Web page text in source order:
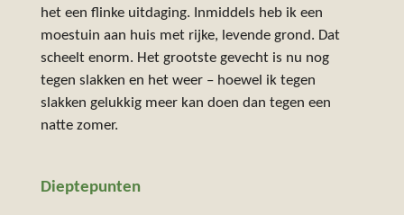
het een flinke uitdaging. Inmiddels heb ik een
moestuin aan huis met rijke, levende grond. Dat
scheelt enorm. Het grootste gevecht is nu nog
tegen slakken en het weer – hoewel ik tegen
slakken gelukkig meer kan doen dan tegen een
natte zomer.
Dieptepunten